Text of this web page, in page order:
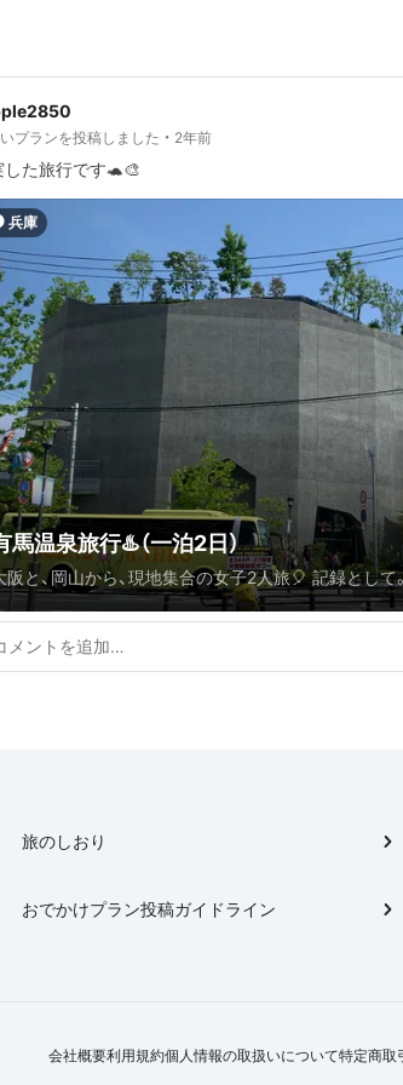
プランを投稿しました 2年前
した旅行です🐢🎨
兵庫
馬温泉旅行♨️（一泊2日）
と、岡山から、現地集合の女子2人旅🎈 記録として。 ◾️1日目 元町駅集合
を食べ歩き【A】【B】【C】 ↓🚃 有馬温泉 ◾️2日目 温泉街散策【E】【F】 ↓🚃 三宮
↓ 生田神社【G】 ↓ ランチ🍽️【H】 ↓🚶 水族館【I
旅のしおり
おでかけプラン投稿ガイドライン
会社概要利用規約個人情報の取扱いについて特定商取